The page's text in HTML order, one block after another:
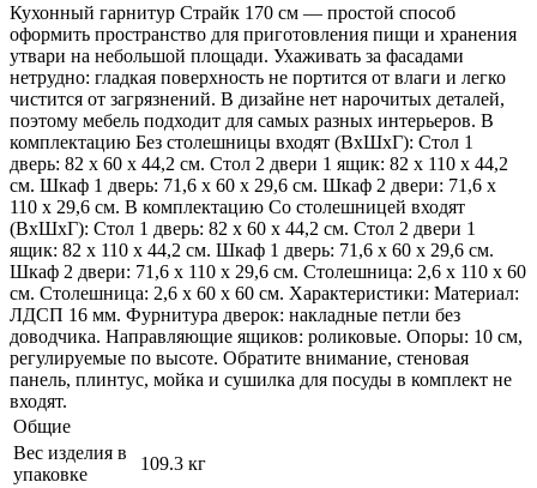
Кухонный гарнитур Страйк 170 см — простой способ
оформить пространство для приготовления пищи и хранения
утвари на небольшой площади. Ухаживать за фасадами
нетрудно: гладкая поверхность не портится от влаги и легко
чистится от загрязнений. В дизайне нет нарочитых деталей,
поэтому мебель подходит для самых разных интерьеров. В
комплектацию Без столешницы входят (ВхШхГ): Стол 1
дверь: 82 х 60 х 44,2 см. Стол 2 двери 1 ящик: 82 х 110 х 44,2
см. Шкаф 1 дверь: 71,6 х 60 х 29,6 см. Шкаф 2 двери: 71,6 х
110 х 29,6 см. В комплектацию Со столешницей входят
(ВхШхГ): Стол 1 дверь: 82 х 60 х 44,2 см. Стол 2 двери 1
ящик: 82 х 110 х 44,2 см. Шкаф 1 дверь: 71,6 х 60 х 29,6 см.
Шкаф 2 двери: 71,6 х 110 х 29,6 см. Столешница: 2,6 х 110 х 60
см. Столешница: 2,6 х 60 х 60 см. Характеристики: Материал:
ЛДСП 16 мм. Фурнитура дверок: накладные петли без
доводчика. Направляющие ящиков: роликовые. Опоры: 10 см,
регулируемые по высоте. Обратите внимание, стеновая
панель, плинтус, мойка и сушилка для посуды в комплект не
входят.
Общие
Вес изделия в
упаковке
109.3 кг